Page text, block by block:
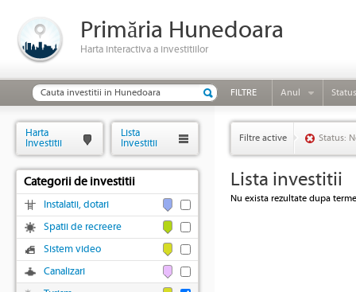
Primăria Hunedoara
Harta interactiva a investitiilor
FILTRE Anul Status
Filtre active Status:
Lista investitii
Nu exista rezultate dupa
Harta
Investitii
Lista
Investitii
Categorii de investitii
Instalatii, dotari
Spatii de recreere
Sistem video
Canalizari